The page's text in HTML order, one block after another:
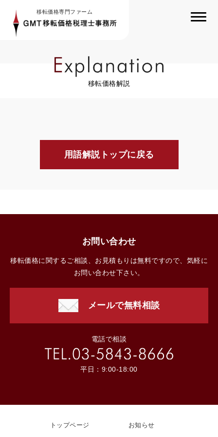
移転価格専門ファーム
移転価格解説
用語解説トップに戻る
お問い合わせ
移転価格に関するご相談、お見積もりは無料ですので、気軽に
お問い合わせ下さい。
メールで無料相談
電話で相談
平日：9:00-18:00
トップページ お知らせ